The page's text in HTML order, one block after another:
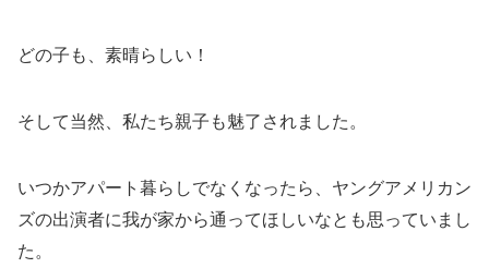
どの子も、素晴らしい！
そして当然、私たち親子も魅了されました。
いつかアパート暮らしでなくなったら、ヤングアメリカン
ズの出演者に我が家から通ってほしいなとも思っていまし
た。